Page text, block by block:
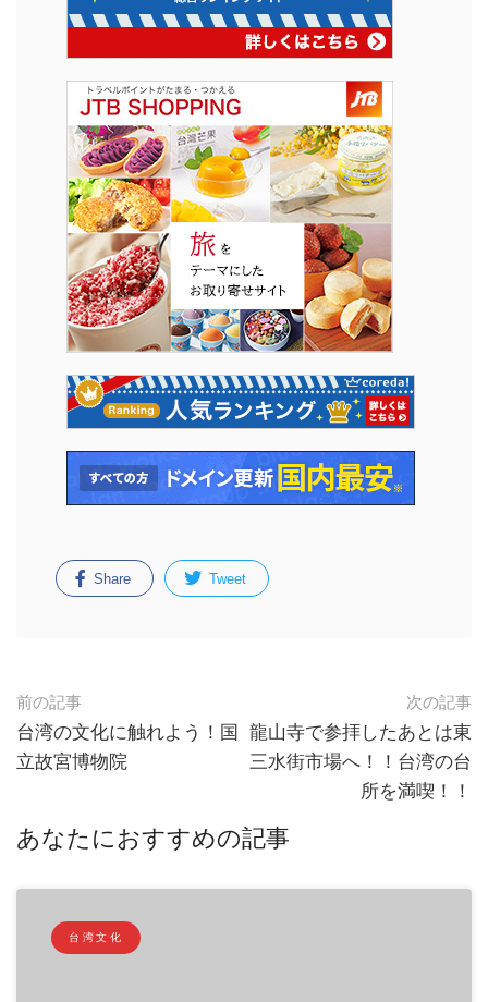
Share Tweet
前の記事
台湾の文化に触れよう！国
立故宮博物院
次の記事
龍山寺で参拝したあとは東
三水街市場へ！！台湾の台
所を満喫！！
あなたにおすすめの記事
台湾文化